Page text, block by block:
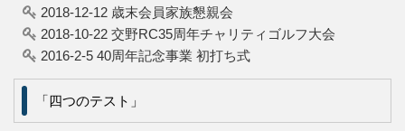
2018-12-12 歳末会員家族懇親会
2018-10-22 交野RC35周年チャリティゴルフ大会
2016-2-5 40周年記念事業 初打ち式
「四つのテスト」